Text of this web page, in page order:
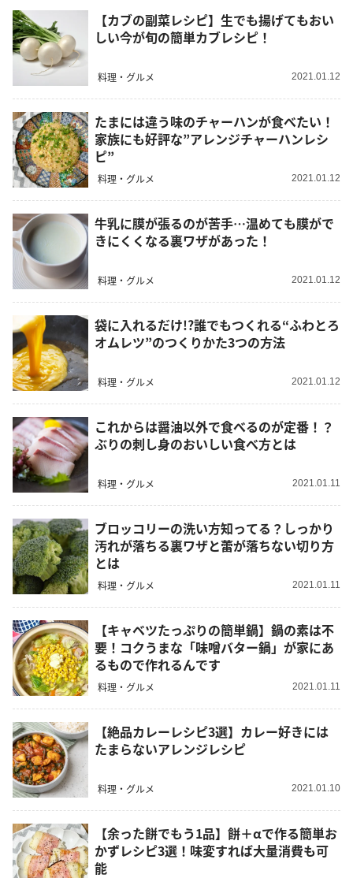
【カブの副菜レシピ】生でも揚げてもおい
しい今が旬の簡単カブレシピ！
料理・グルメ 2021.01.12
たまには違う味のチャーハンが食べたい！
家族にも好評な”アレンジチャーハンレシ
ピ”
料理・グルメ 2021.01.12
牛乳に膜が張るのが苦手…温めても膜がで
きにくくなる裏ワザがあった！
料理・グルメ 2021.01.12
袋に入れるだけ!?誰でもつくれる“ふわとろ
オムレツ”のつくりかた3つの方法
料理・グルメ 2021.01.12
これからは醤油以外で食べるのが定番！？
ぶりの刺し身のおいしい食べ方とは
料理・グルメ 2021.01.11
ブロッコリーの洗い方知ってる？しっかり
汚れが落ちる裏ワザと蕾が落ちない切り方
とは
料理・グルメ 2021.01.11
【キャベツたっぷりの簡単鍋】鍋の素は不
要！コクうまな「味噌バター鍋」が家にあ
るもので作れるんです
料理・グルメ 2021.01.11
【絶品カレーレシピ3選】カレー好きには
たまらないアレンジレシピ
料理・グルメ 2021.01.10
【余った餅でもう1品】餅＋αで作る簡単お
かずレシピ3選！味変すれば大量消費も可
能